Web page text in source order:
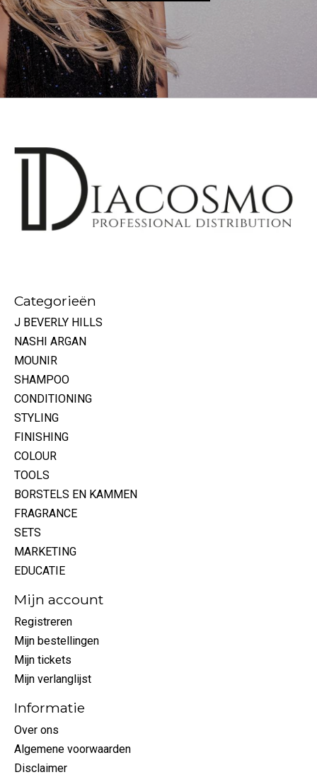
Categorieën
J BEVERLY HILLS
NASHI ARGAN
MOUNIR
SHAMPOO
CONDITIONING
STYLING
FINISHING
COLOUR
TOOLS
BORSTELS EN KAMMEN
FRAGRANCE
SETS
MARKETING
EDUCATIE
Mijn account
Registreren
Mijn bestellingen
Mijn tickets
Mijn verlanglijst
Informatie
Over ons
Algemene voorwaarden
Disclaimer